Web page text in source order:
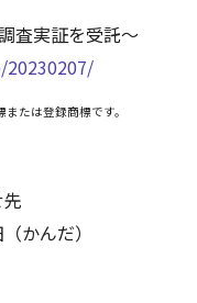
査実証を受託～
たは登録商標です。
かんだ）